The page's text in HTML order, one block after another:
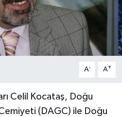
A- A+
Celil Kocataş, Doğu
(DAGC) ile Doğu